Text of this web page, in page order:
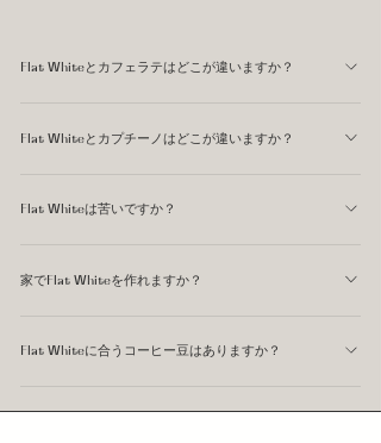
Flat Whiteとカフェラテはどこが違いますか？
ェラテは240〜360mlが一般的ですが、Flat Whiteは
合、Flat Whiteのほうがミルクが少ない分、コーヒーの風
Flat Whiteとカプチーノはどこが違いますか？
ります。カプチーノはふわりと盛り上がったフォームが特
ャのあるスチームミルクをそのまま注ぎます。口当たりが
Flat Whiteは苦いですか？
たエスプレッソを使っていれば、苦みより甘みやフレーバ
ソの抽出状態（Over Extraction）か、使用している豆の
家でFlat Whiteを作れますか？
ポイントはミルクのスチーミングです。きめ細かいテクス
を65℃前後まで温め、大きな泡を作らないことを意識して
Flat Whiteに合うコーヒー豆はありますか？